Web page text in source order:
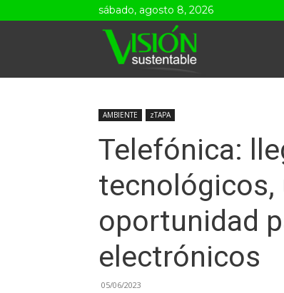
sábado, agosto 8, 2026
AMBIENTE zTAPA
Telefónica:
tecnológicos,
oportunidad
electrónicos
05/06/2023